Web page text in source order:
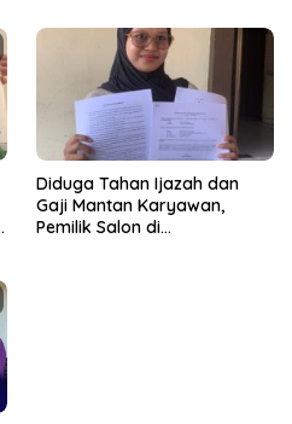
Diduga Tahan Ijazah dan
Gaji Mantan Karyawan,
Pemilik Salon di